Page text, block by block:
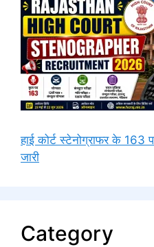
हाई कोर्ट स्टेनोग्राफर के 163
जारी
Category